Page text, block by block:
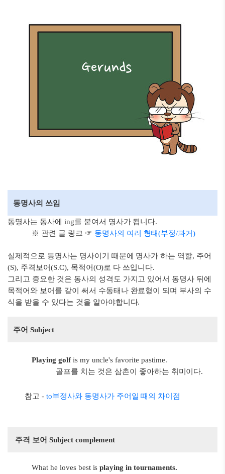
동명사의 쓰임
동명사는 동사에 ing를 붙여서 명사가 됩니다.
※ 관련 글 링크 ☞ 동명사의 여러 형태(부정/과거)
실제적으로 동명사는 명사이기 때문에 명사가 하는 역할, 주어
(S), 주격보어(S.C), 목적어(O)로 다 쓰입니다.
그리고 중요한 것은 동사의 성격도 가지고 있어서 동명사 뒤에
목적어와 보어를 같이 써서 수동태나 완료형이 되며 부사의 수
식을 받을 수 있다는 것을 알아야합니다.
주어 Subject
Playing golfis my uncle's favorite pastime.
골프를 치는 것은 삼촌이 좋아하는 취미이다.
참고 - to부정사와 동명사가 주어일 때의 차이점
주격 보어 Subject complement
What he loves best isplaying in tournaments.